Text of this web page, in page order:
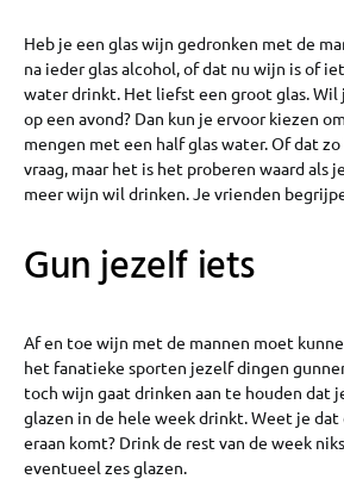
Heb je een glas wijn gedronken met de
na ieder glas alcohol, of dat nu wijn is of
water drinkt. Het liefst een groot glas. Wil
op een avond? Dan kun je ervoor kiezen
mengen met een half glas water. Of dat
vraag, maar het is het proberen waard als
meer wijn wil drinken. Je vrienden
Gun jezelf iets
Af en toe wijn met de mannen moet
het fanatieke sporten jezelf dingen
toch wijn gaat drinken aan te houden dat
glazen in de hele week drinkt. Weet je dat
eraan komt? Drink de rest van de week
eventueel zes glazen.